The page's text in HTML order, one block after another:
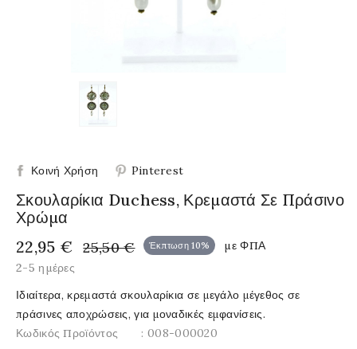
Κοινή Χρήση Pinterest
Σκουλαρίκια Duchess, Κρεμαστά Σε Πράσινο
Χρώμα
22,95 €
25,50 € Έκπτωση 10%
με ΦΠΑ
2-5 ημέρες
Ιδιαίτερα, κρεμαστά σκουλαρίκια σε μεγάλο μέγεθος σε
πράσινες αποχρώσεις, για μοναδικές εμφανίσεις.
Κωδικός Προϊόντος
: 008-000020